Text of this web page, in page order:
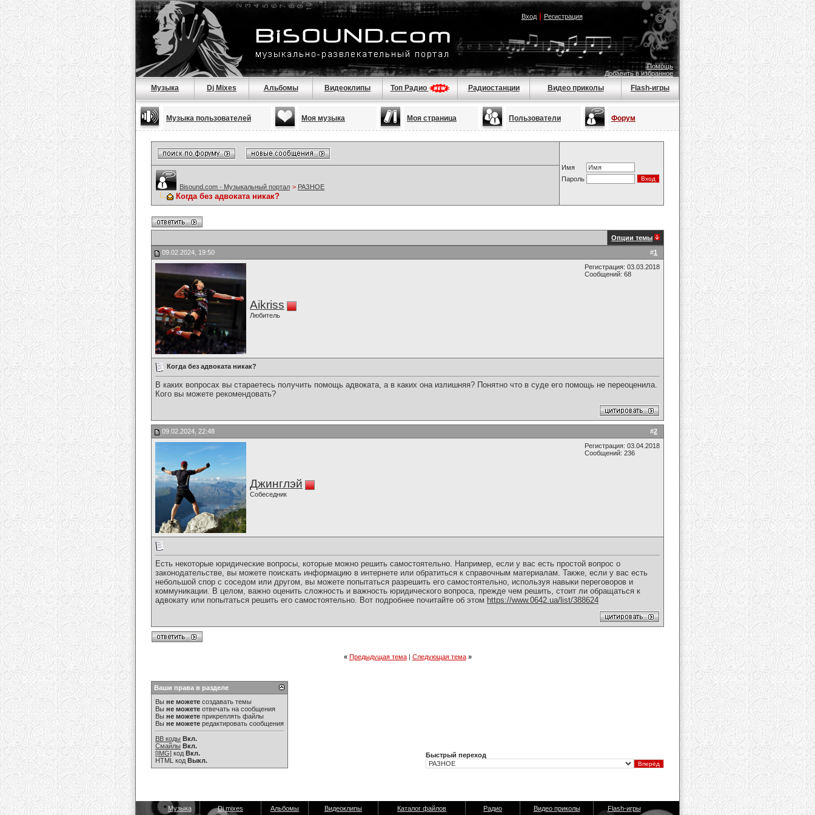
Вход| Регистрация
Помощь
Добавить в избранное
Музыка Dj Mixes Альбомы Видеоклипы Топ Радио Радиостанции Видео приколы Flash-игры
Музыка пользователей Моя музыка Моя страница Пользователи Форум
Имя
Пароль
Bisound.com - Музыкальный портал > РАЗНОЕ
Когда без адвоката никак?
Опции темы
#1
09.02.2024, 19:50
Aikriss
Любитель
Регистрация: 03.03.2018
Сообщений: 68
Когда без адвоката никак?
В каких вопросах вы стараетесь получить помощь адвоката, а в каких она излишняя? Понятно что в суде его помощь не переоценила.
Кого вы можете рекомендовать?
#2
09.02.2024, 22:48
Джинглэй
Собеседник
Регистрация: 03.04.2018
Сообщений: 236
Есть некоторые юридические вопросы, которые можно решить самостоятельно. Например, если у вас есть простой вопрос о
законодательстве, вы можете поискать информацию в интернете или обратиться к справочным материалам. Также, если у вас есть
небольшой спор с соседом или другом, вы можете попытаться разрешить его самостоятельно, используя навыки переговоров и
коммуникации. В целом, важно оценить сложность и важность юридического вопроса, прежде чем решить, стоит ли обращаться к
адвокату или попытаться решить его самостоятельно. Вот подробнее почитайте об этом https://www.0642.ua/list/388624
« Предыдущая тема| Следующая тема »
Ваши права в разделе
Вы не можете создавать темы
Вы не можете отвечать на сообщения
Вы не можете прикреплять файлы
Вы не можете редактировать сообщения
BB коды Вкл.
Смайлы Вкл.
[IMG] код Вкл.
HTML код Выкл.
Быстрый переход
Музыка Dj mixes Альбомы Видеоклипы Каталог файлов Радио Видео приколы Flash-игры